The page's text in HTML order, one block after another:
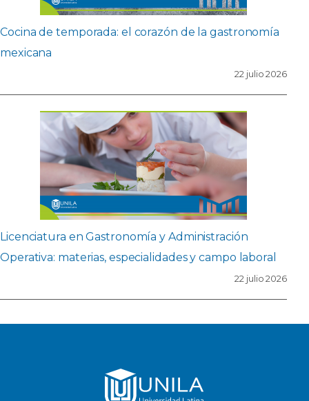
Cocina de temporada: el corazón de la gastronomía
mexicana
22 julio 2026
Licenciatura en Gastronomía y Administración
Operativa: materias, especialidades y campo laboral
22 julio 2026